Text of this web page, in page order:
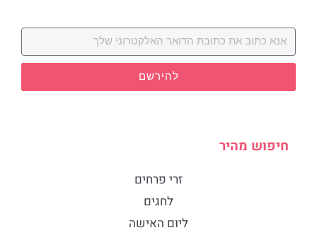
להירשם
חיפוש מהיר
זרי פרחים
לחגים
ליום האישה